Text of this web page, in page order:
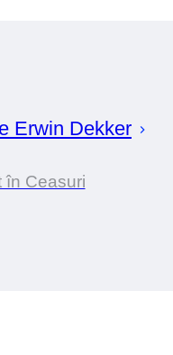
Erwin Dekker
în Ceasuri